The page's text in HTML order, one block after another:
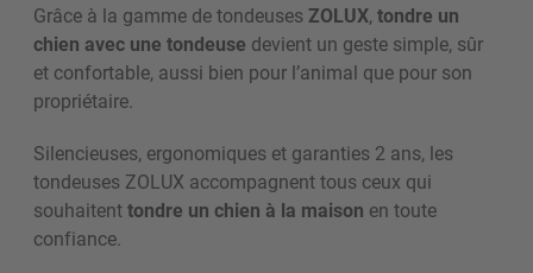
Grâce à la gamme de tondeusesZOLUX, tondre un
chien avec une tondeuse devient un geste simple, sûr
et confortable, aussi bien pour l’animal que pour son
propriétaire.
Silencieuses, ergonomiques et garanties 2 ans, les
tondeuses ZOLUX accompagnent tous ceux qui
souhaitenttondre un chien à la maison en toute
confiance.